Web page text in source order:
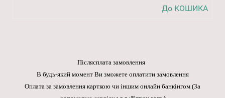
До КОШИКА
Післясплата замовлення
В будь-який момент Ви зможете оплатити замовлення
Оплата за замовлення карткою чи іншим онлайн банкінгом (За